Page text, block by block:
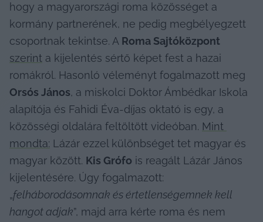
hogy a magyarországi roma közösséget a
kormány partnerének, ne pedig megbélyegzett
csoportnak tekintse. A Roma Sajtóközpont
szerint a kijelentés sértő képet fest a hazai
Orsós János, a miskolci Doktor Ámbédkar Iskola
alapítója és Fahidi Éva-díjas oktató is egy, a
közösségi oldalára feltöltött videóban. Mint
mondta: Lázár ezzel különbséget tet magyar és
magyar között. Kis Grófo is reagált Lázár János
kijelentésére. Úgy fogalmazott:
„felháborodásomnak és értetlenségemnek kell
hangot adjak”, majd arra kérte roma és nem